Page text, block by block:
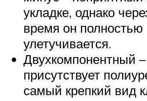
укладке, однако
время он полностью
улетучивается.
Двухкомпонентный
присутствует
самый крепкий вид